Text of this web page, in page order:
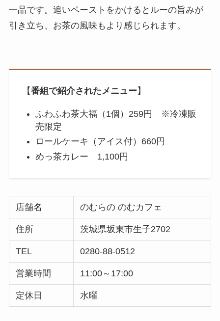
一品です。追いペーストをかけるとルーの旨みが
引き立ち、お茶の風味もより感じられます。
【番組で紹介されたメニュー 】
ふわふわ茶大福（1個）259円 ※冷凍販
売限定
ロールケーキ（アイス付）660円
めっ茶カレー 1,100円
店舗名 のむらの のむカフェ
住所 茨城県坂東市生子2702
TEL 0280-88-0512
営業時間 11:00～17:00
定休日 水曜